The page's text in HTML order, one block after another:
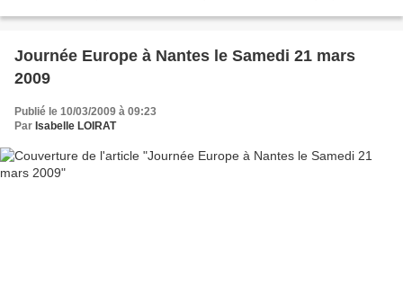
Journée Europe à Nantes le Samedi 21 mars
2009
Publié le 10/03/2009 à 09:23
Par Isabelle LOIRAT